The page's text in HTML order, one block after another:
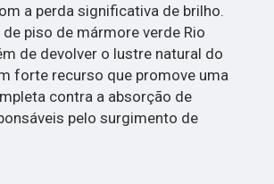
a perda significativa de brilho.
piso de mármore verde Rio
de devolver o lustre natural do
forte recurso que promove uma
contra a absorção de
pelo surgimento de